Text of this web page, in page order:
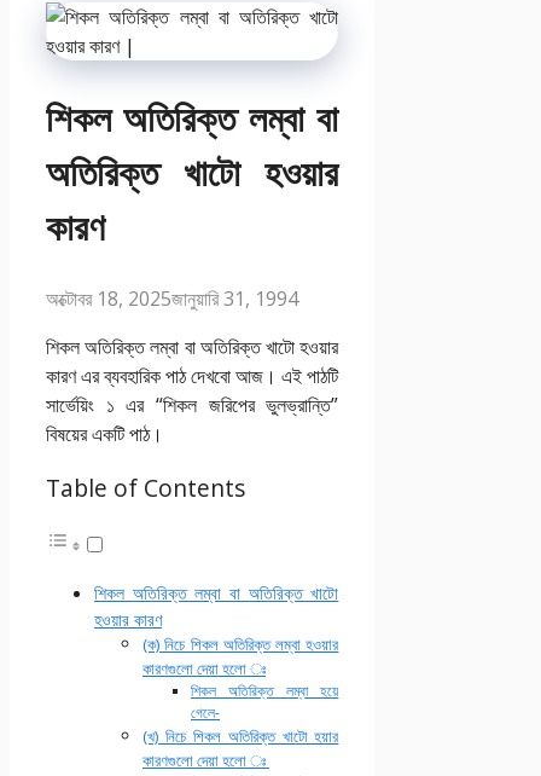
শিকল অতিরিক্ত লম্বা বা
অতিরিক্ত খাটো হওয়ার
কারণ
অক্টোবর 18, 2025জানুয়ারি 31, 1994
শিকল অতিরিক্ত লম্বা বা অতিরিক্ত খাটো হওয়ার
কারণ এর ব্যবহারিক পাঠ দেখবো আজ। এই পাঠটি
সার্ভেয়িং ১ এর “শিকল জরিপের ভুলভ্রান্তি”
বিষয়ের একটি পাঠ।
Table of Contents
শিকল অতিরিক্ত লম্বা বা অতিরিক্ত খাটো
হওয়ার কারণ
(ক) নিচে শিকল অতিরিক্ত লম্বা হওয়ার
কারণগুলো দেয়া হলো ঃ
শিকল অতিরিক্ত লম্বা হয়ে
গেলে-
(খ) নিচে শিকল অতিরিক্ত খাটো হয়ার
কারণগুলো দেয়া হলো ঃ